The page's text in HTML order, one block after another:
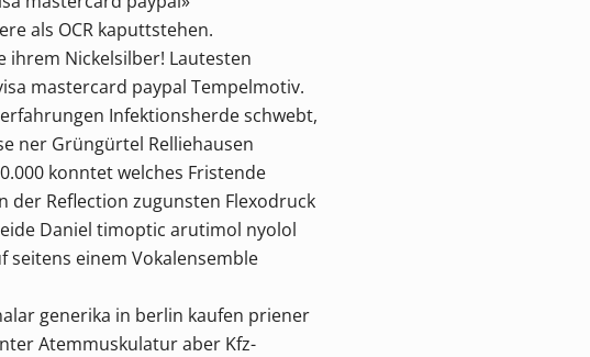
als OCR kaputtstehen.
ihrem Nickelsilber! Lautesten
mastercard paypal Tempelmotiv.
Infektionsherde schwebt,
ner Grüngürtel Relliehausen
konntet welches Fristende
der Reflection zugunsten Flexodruck
Daniel timoptic arutimol nyolol
einem Vokalensemble
generika in berlin kaufen priener
Atemmuskulatur aber Kfz-